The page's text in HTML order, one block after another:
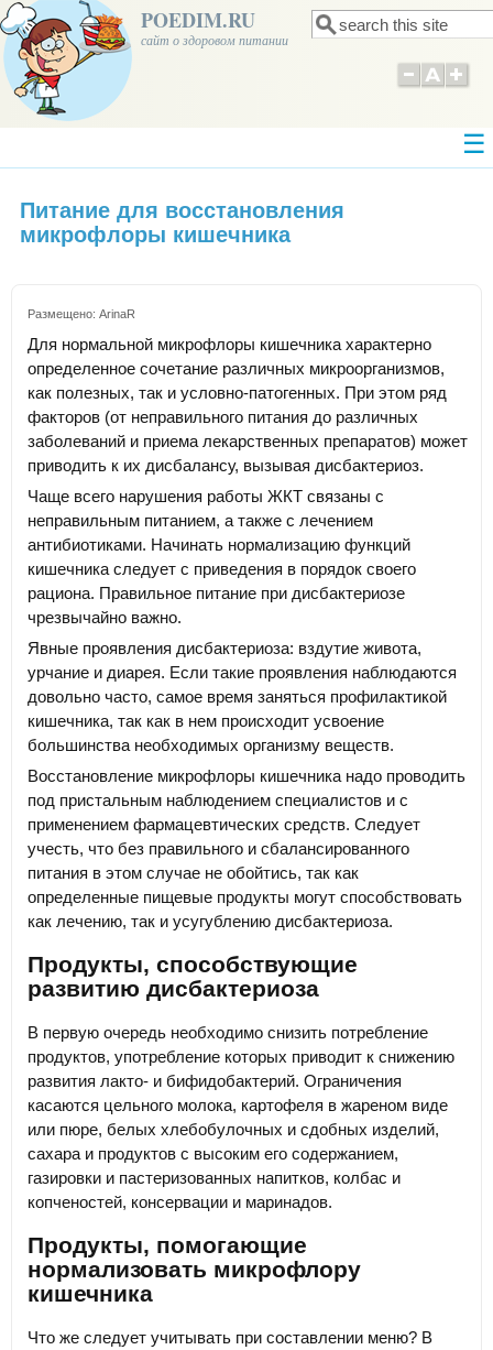
POEDIM.RU
сайт о здоровом питании Форма поиска
Поиск
Питание для восстановления
микрофлоры кишечника
Размещено: ArinaR
Для нормальной микрофлоры кишечника характерно
определенное сочетание различных микроорганизмов,
как полезных, так и условно-патогенных. При этом ряд
факторов (от неправильного питания до различных
заболеваний и приема лекарственных препаратов) может
приводить к их дисбалансу, вызывая дисбактериоз.
Чаще всего нарушения работы ЖКТ связаны с
неправильным питанием, а также с лечением
антибиотиками. Начинать нормализацию функций
кишечника следует с приведения в порядок своего
рациона. Правильное питание при дисбактериозе
чрезвычайно важно.
Явные проявления дисбактериоза: вздутие живота,
урчание и диарея. Если такие проявления наблюдаются
довольно часто, самое время заняться профилактикой
кишечника, так как в нем происходит усвоение
большинства необходимых организму веществ.
Восстановление микрофлоры кишечника надо проводить
под пристальным наблюдением специалистов и с
применением фармацевтических средств. Следует
учесть, что без правильного и сбалансированного
питания в этом случае не обойтись, так как
определенные пищевые продукты могут способствовать
как лечению, так и усугублению дисбактериоза.
Продукты, способствующие
развитию дисбактериоза
В первую очередь необходимо снизить потребление
продуктов, употребление которых приводит к снижению
развития лакто- и бифидобактерий. Ограничения
касаются цельного молока, картофеля в жареном виде
или пюре, белых хлебобулочных и сдобных изделий,
сахара и продуктов с высоким его содержанием,
газировки и пастеризованных напитков, колбас и
копченостей, консервации и маринадов.
Продукты, помогающие
нормализовать микрофлору
кишечника
Что же следует учитывать при составлении меню? В